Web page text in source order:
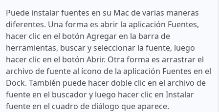
Puede instalar fuentes en su Mac de varias maneras
diferentes. Una forma es abrir la aplicación Fuentes,
hacer clic en el botón Agregar en la barra de
herramientas, buscar y seleccionar la fuente, luego
hacer clic en el botón Abrir. Otra forma es arrastrar el
archivo de fuente al ícono de la aplicación Fuentes en el
Dock. También puede hacer doble clic en el archivo de
fuente en el buscador y luego hacer clic en Instalar
fuente en el cuadro de diálogo que aparece.